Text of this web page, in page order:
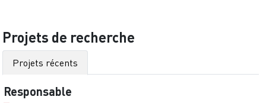
Projets de recherche
Projets récents
Responsable